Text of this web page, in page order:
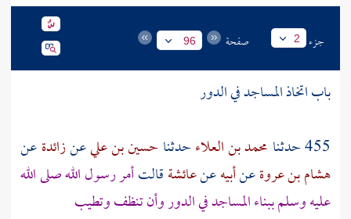
جزء 2 صفحة 96
باب اتخاذ المساجد في الدور
455 حدثنا
محمد بن العلاءحدثنا حسين بن عليعنزائدةعن
هشام بن عروةعنأبيهعنعائشةقالتأمر رسول الله صلى الله
عليه وسلم ببناء المساجد في الدور وأن تنظف وتطيب